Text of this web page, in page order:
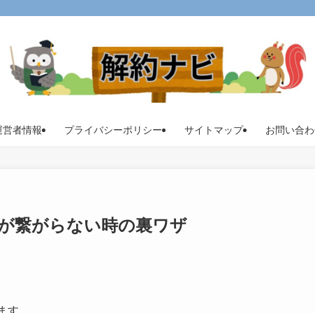
営者情報 プライバシーポリシー サイトマップ お問い合
繋がらない時の裏ワザ
。